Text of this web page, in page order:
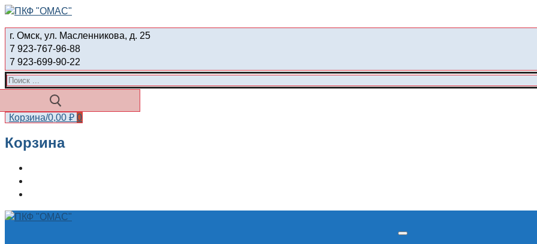
Перейти
содержимому
Меню
Закрыть
г. Омск, ул. Масленникова, д. 25
7 923-767-96-88
7 923-699-90-22
Найти:
Корзина/0,00 ₽ 0
Корзина